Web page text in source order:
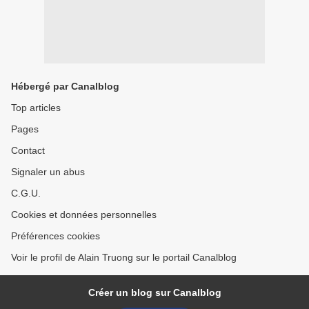
Hébergé par Canalblog
Top articles
Pages
Contact
Signaler un abus
C.G.U.
Cookies et données personnelles
Préférences cookies
Voir le profil de Alain Truong sur le portail Canalblog
Créer un blog sur Canalblog